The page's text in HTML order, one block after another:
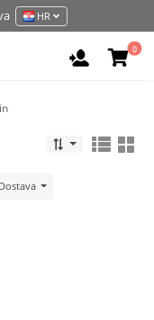
HR
Prijavite
0
Dostava